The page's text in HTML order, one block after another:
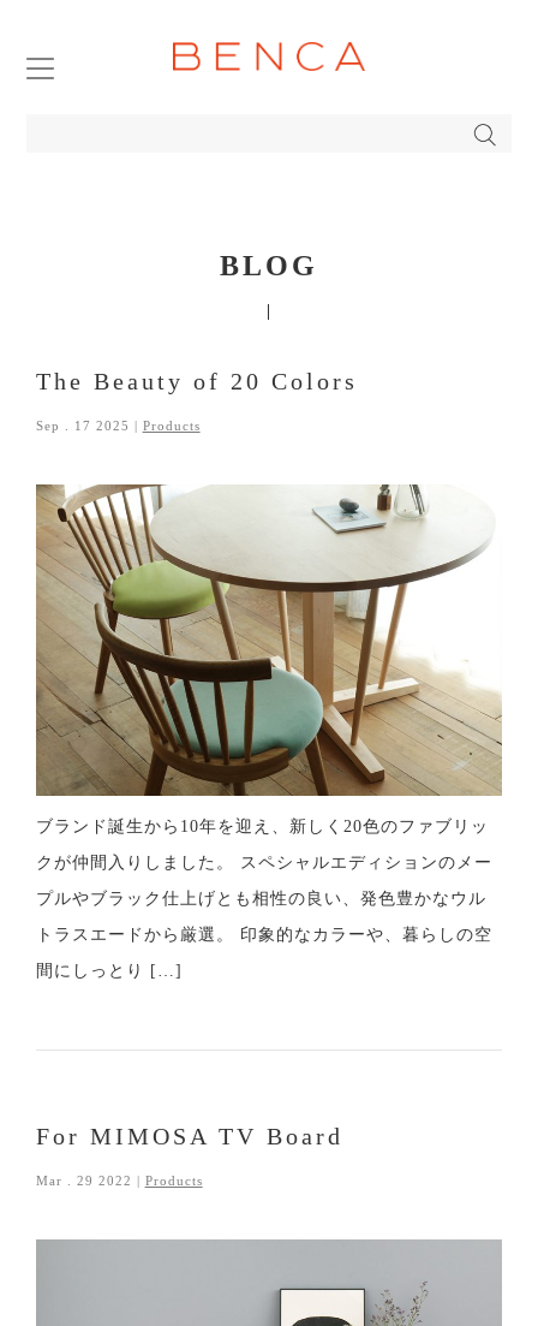
BLOG
The Beauty of 20 Colors
Sep . 17 2025 | Products
ブランド誕生から10年を迎え、新しく20色のファブリッ
クが仲間入りしました。 スペシャルエディションのメー
プルやブラック仕上げとも相性の良い、発色豊かなウル
トラスエードから厳選。 印象的なカラーや、暮らしの空
間にしっとり […]
For MIMOSA TV Board
Mar . 29 2022 | Products
PRODUCTS DETAIL
COMPANY
BENCA FAVORITE
STOCKIST
BLOG
CONTACT